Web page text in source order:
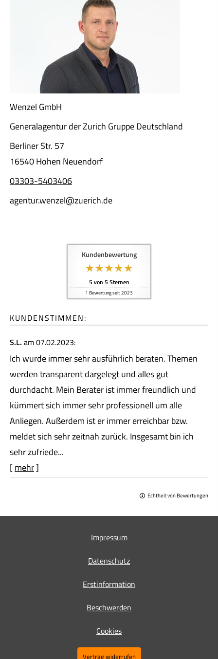
Wenzel GmbH
Generalagentur der Zurich Gruppe Deutschland
Berliner Str. 57
16540 Hohen Neuendorf
03303-5403406
agentur.wenzel@zuerich.de
Kundenbewertung
5 von 5 Sternen
1 Bewertung seit 2023
KUNDENSTIMMEN:
S.L. am 07.02.2023:
Ich wurde immer sehr ausführlich beraten. Themen
werden transparent dargelegt und alles gut
durchdacht. Mein Berater ist immer freundlich und
kümmert sich immer sehr professionell um alle
Anliegen. Außerdem ist er immer erreichbar bzw.
meldet sich sehr zeitnah zurück. Insgesamt bin ich
sehr zufriede...
[mehr]
Echtheit von Bewertungen
Impressum
Datenschutz
Erstinformation
Beschwerden
Cookies
Vertrag widerrufen